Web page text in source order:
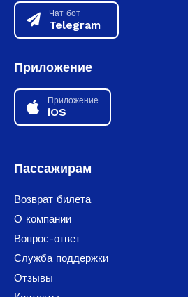
Чат бот
Telegram
Приложение
Приложение
iOS
Пассажирам
Возврат билета
О компании
Вопрос-ответ
Служба поддержки
Отзывы